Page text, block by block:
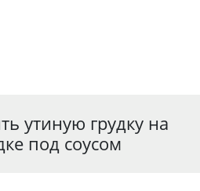
утиную грудку на
под соусом